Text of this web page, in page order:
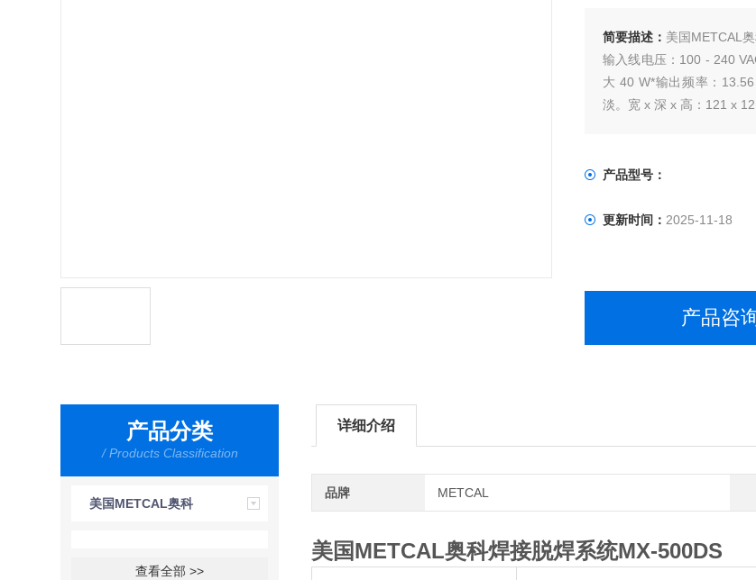
简要描述： 美国METCAL
输入线电压：100 - 240
大 40 W*输出频率：
淡。宽 x 深 x 高：121 x
产品型号：
更新时间： 2025-11-18
产品咨
产品分类
/ Products Classification
美国METCAL奥科
查看全部 >>
详细介绍
品牌 METCAL
美国METCAL奥科焊接脱焊系统MX-500DS